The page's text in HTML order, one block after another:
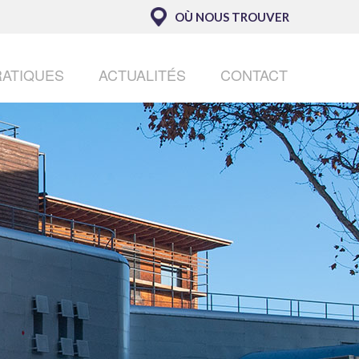
OÙ NOUS TROUVER
ACTUALITÉS CONTACT